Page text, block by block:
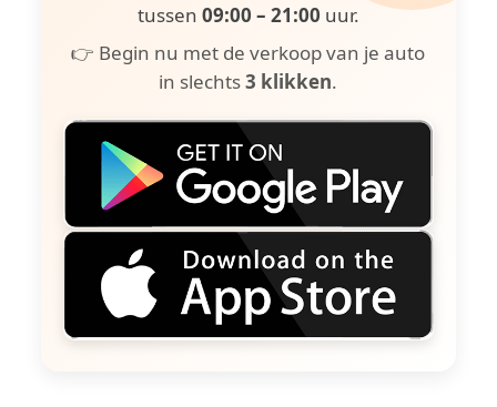
tussen 09:00 – 21:00 uur.
👉 Begin nu met de verkoop van je auto
in slechts3 klikken.